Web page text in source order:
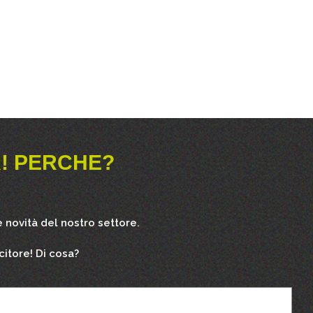
PERCHE?
novità del nostro settore.
Di cosa?